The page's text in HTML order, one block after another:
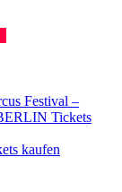
Festival –
Tickets
kaufen